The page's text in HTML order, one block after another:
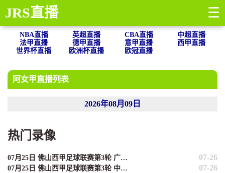
JRS直播 ☰
NBA直播 英超直播 CBA直播
中超直播
法甲直播
德甲直播 意甲直播
西甲直播
世界杯直播
欧洲杯直播 欧冠直播
阿女甲直播列表
2026年08月09日
热门录像
07月25日 佛山西甲足球联赛第3轮 广州悦高 VS 百威·华兴 全场录像 07-26
07月25日 佛山西甲足球联赛第3轮 中国香港横市樱花 VS 吉图省实青年 全场录像 07-26